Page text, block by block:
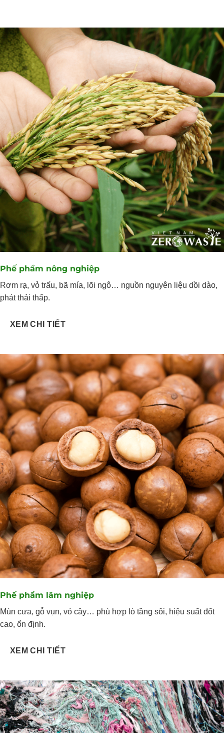
Phế phẩm nông nghiệp
Rơm rạ, vỏ trấu, bã mía, lõi ngô… nguồn nguyên liệu dồi dào,
phát thải thấp.
XEM CHI TIẾT
Phế phẩm lâm nghiệp
Mùn cưa, gỗ vụn, vỏ cây… phù hợp lò tầng sôi, hiệu suất đốt
cao, ổn định.
XEM CHI TIẾT